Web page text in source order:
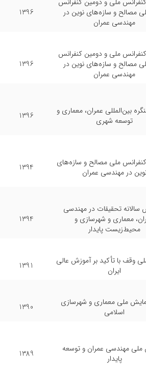
مصالح و سازه‌های نوین در
مهندسی عمران
1396
ملی و دومین کنفرانس
مصالح و سازه‌های نوین در
مهندسی عمران
1396
بین‌المللی عمران، معماری و
توسعه شهری
1396
ملی مصالح و سازه‌های
در مهندسی عمران
1394
سالانه تحقیقات در مهندسی
معماری و شهرسازی و
محیط‌زیست پایدار
1394
وقف با تأکید بر آموزش عالی
ایران
1391
ملی معماری و شهرسازی
اسلامی
1390
مهندسی عمران و توسعه
پایدار
1389